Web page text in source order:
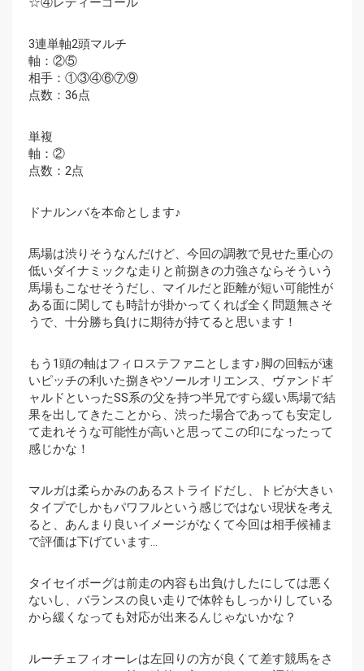
3連単軸2頭マルチ
軸：②⑤
相手：①③④⑥⑦⑨
点数：36点
単複
軸：②
点数：2点
ドナルンバを本命とします♪
馬場は渋りそうなんだけど、今回の調教で見せた重心の
低いダイナミックな走りと前捌きの力強さならそういう
馬場もこなせそうだし、マイルだと距離が短い可能性が
ある面に関しても時計が掛かってくれば全く問題無さそ
うで、十分勝ち負けに期待が持てると思います！
もう1頭の軸はフィロステファニとします♪脚の回転が速
いピッチの利いた捌きやソールオリエンス、ヴァンドギ
ャルドといったSS系の父を持つ半兄ですら緩い馬場で結
果を出してきたことから、渋った場合であっても安定し
て走れそうな可能性が高いと思ってこの印になったって
感じかな！
マルガは柔らかみのあるストライドだし、トビが大きい
タイプでしかもパワフルという感じではない現状を考え
ると、あんまり良いイメージがなくて今回は相手候補ま
で評価は下げています…
タイセイボーグは前走の内容も出負けしたにしては悪く
ないし、バランスの良い走りで体幹もしっかりしている
から緩くなっても対応が出来るんじゃないかな？
ルーチェフィオーレは左回りの方が良くて差す競馬をさ